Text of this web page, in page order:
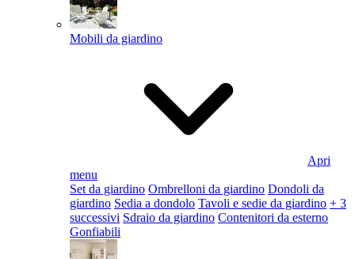
Mobili da giardino
Apri
menu
Set da giardino Ombrelloni da giardino Dondoli da
giardino Sedia a dondolo Tavoli e sedie da giardino + 3
successivi Sdraio da giardino Contenitori da esterno
Gonfiabili